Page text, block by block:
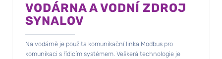
VODÁRNA A VODNÍ ZDROJ
SYNALOV
Na vodárně je použita komunikační linka Modbus pro
komunikaci s řídicím systémem. Veškerá technologie je